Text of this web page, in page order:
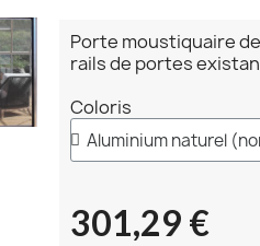
Porte moustiquaire
rails de portes
Coloris
301,29 €